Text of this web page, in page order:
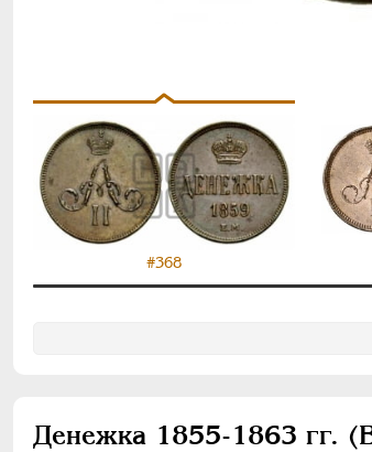
#368
Денежка 1855-1863 гг.